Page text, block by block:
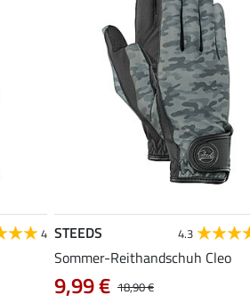
4 STEEDS 4.3
Sommer-Reithandschuh Cleo
18,90 €
9,99 €